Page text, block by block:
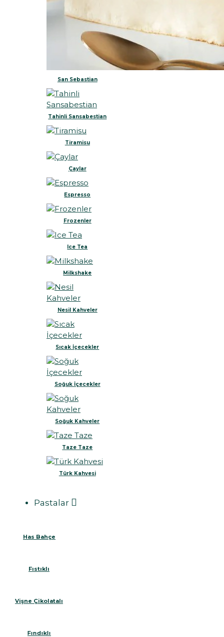
San Sebastian
Tahinli Sansabestian
Tiramisu
Çaylar
Espresso
Frozenler
Ice Tea
Milkshake
Nesil Kahveler
Sıcak İçecekler
Soğuk İçecekler
Soğuk Kahveler
Taze Taze
Türk Kahvesi
Pastalar
Has Bahçe
Fıstıklı
Vişne Çikolatalı
Fındıklı